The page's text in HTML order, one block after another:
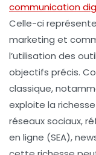
communication
Celle-ci
marketing et
l’utilisation des
objectifs précis.
classique,
exploite la
réseaux sociaux,
en ligne (SEA),